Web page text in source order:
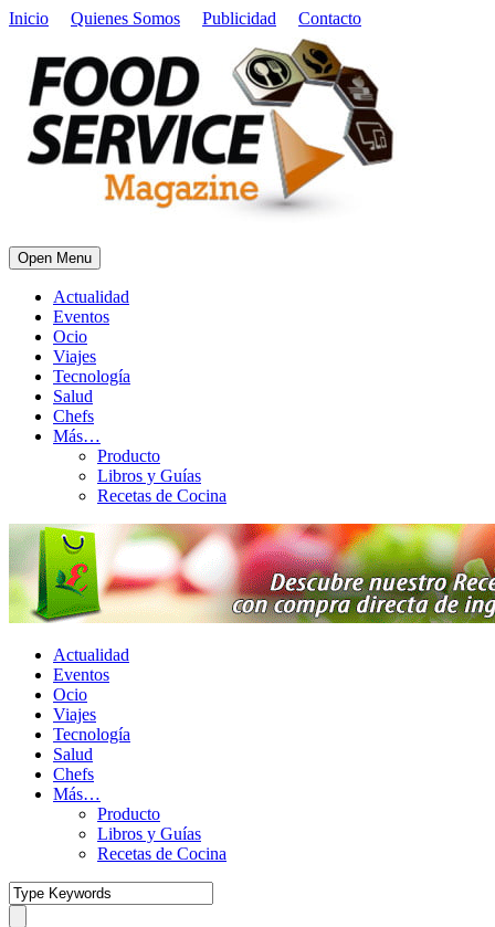
Inicio Quienes Somos Publicidad Contacto
Open Menu
Actualidad
Eventos
Ocio
Viajes
Tecnología
Salud
Chefs
Más…
Producto
Libros y Guías
Recetas de Cocina
Actualidad
Eventos
Ocio
Viajes
Tecnología
Salud
Chefs
Más…
Producto
Libros y Guías
Recetas de Cocina